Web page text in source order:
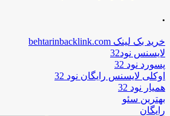
.
خرید بک لینک behtarinbacklink.com
لایسنس نود32
پسورد نود 32
اوکلی لایسنس رایگان نود 32
همیار نود 32
بهترین سئو
رایگان